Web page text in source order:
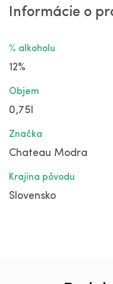
Informácie o
% alkoholu
12%
Objem
0,75l
Značka
Chateau Modra
Krajina pôvodu
Slovensko